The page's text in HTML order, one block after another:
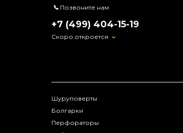
Позвоните нам
+7 (499) 404-15-19
Скоро откроется
Шуруповерты
Болгарки
Перфораторы